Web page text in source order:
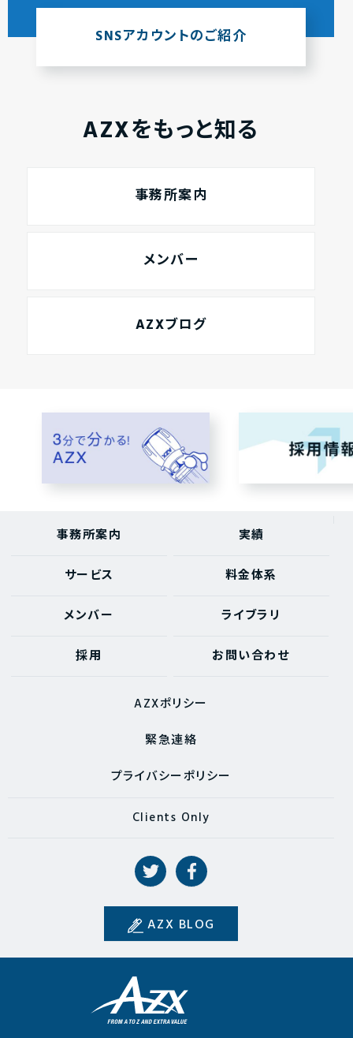
SNSアカウントのご紹介
AZXをもっと知る
事務所案内
メンバー
AZXブログ
事務所案内 実績
サービス 料金体系
メンバー ライブラリ
採用 お問い合わせ
AZXポリシー
緊急連絡
プライバシーポリシー
Clients Only
AZX BLOG